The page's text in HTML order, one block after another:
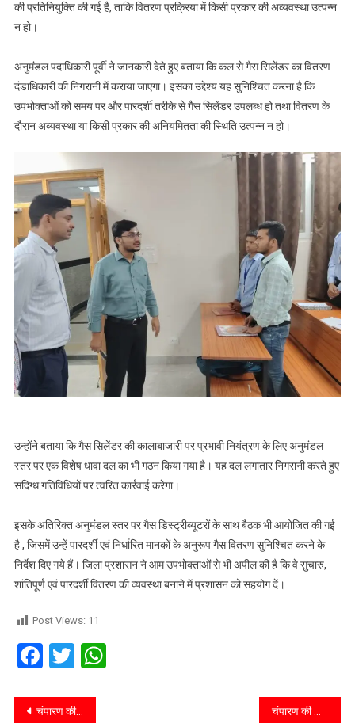
की प्रतिनियुक्ति की गई है, ताकि वितरण प्रक्रिया में किसी प्रकार की अव्यवस्था उत्पन्न
न हो।
अनुमंडल पदाधिकारी पूर्वी ने जानकारी देते हुए बताया कि कल से गैस सिलेंडर का वितरण
दंडाधिकारी की निगरानी में कराया जाएगा। इसका उद्देश्य यह सुनिश्चित करना है कि
उपभोक्ताओं को समय पर और पारदर्शी तरीके से गैस सिलेंडर उपलब्ध हो तथा वितरण के
दौरान अव्यवस्था या किसी प्रकार की अनियमितता की स्थिति उत्पन्न न हो।
उन्होंने बताया कि गैस सिलेंडर की कालाबाजारी पर प्रभावी नियंत्रण के लिए अनुमंडल
स्तर पर एक विशेष धावा दल का भी गठन किया गया है। यह दल लगातार निगरानी करते हुए
संदिग्ध गतिविधियों पर त्वरित कार्रवाई करेगा।
इसके अतिरिक्त अनुमंडल स्तर पर गैस डिस्ट्रीब्यूटरों के साथ बैठक भी आयोजित की गई
है , जिसमें उन्हें पारदर्शी एवं निर्धारित मानकों के अनुरूप गैस वितरण सुनिश्चित करने के
निर्देश दिए गये हैं। जिला प्रशासन ने आम उपभोक्ताओं से भी अपील की है कि वे सुचारु,
शांतिपूर्ण एवं पारदर्शी वितरण की व्यवस्था बनाने में प्रशासन को सहयोग दें।
Post Views: 11
Facebook
TwitterWhatsApp
चंपारण की खबर::पैक्सों एवं व्यापार मंडलों को बहु आयामी और बहु उद्देशीय बनाने के लिए कार्यशाला आयोजित चंपारण की खबर::नाबालिग लड़की का प्रेम प्रसंग में हाई प्रोफाइल ड्रामा,33 हजार वोल्ट के बिजली टावर पर चढ अपने डिमांड पर अड़ी